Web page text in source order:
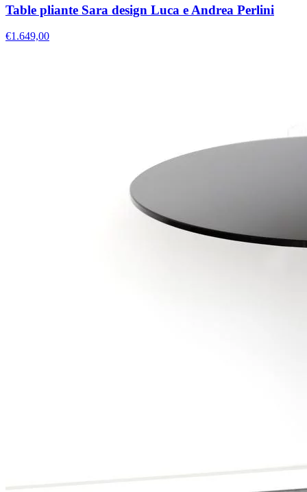
Table pliante Sara design Luca e Andrea Perlini
€1.649,00